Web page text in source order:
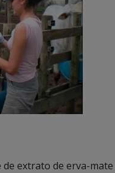
extrato de erva-mate